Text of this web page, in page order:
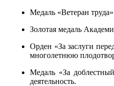
Медаль «Ветеран труда»
Золотая медаль
Орден «За заслуги
многолетнюю
Медаль «За
деятельность.